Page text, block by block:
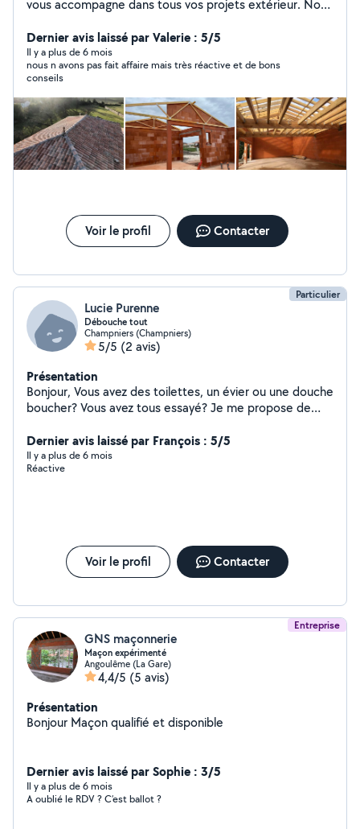
vous accompagne dans tous vos projets extérieur. Nous
au service des particuliers. N'hésitez pas à nous
contacter pour obtenir un devis gratuit, nos prestations
seront de qualité et couvert par une garantie décennale
Dernier avis laissé par Valerie : 5/5
Il y a plus de 6 mois
nous n avons pas fait affaire mais très réactive et de bons
conseils
Voir le profil Contacter
Particulier
Lucie Purenne
Débouche tout
Champniers (Champniers)
5/5 (2 avis)
Présentation
Bonjour, Vous avez des toilettes, un évier ou une douche
boucher? Vous avez tous essayé? Je me propose de
plombier pour vous déboucher sa en moins de deux!
Prix à voir ensemble
Dernier avis laissé par François : 5/5
Il y a plus de 6 mois
Réactive
Voir le profil Contacter
Entreprise
GNS maçonnerie
Maçon expérimenté
Angoulême (La Gare)
4,4/5 (5 avis)
Présentation
Bonjour Maçon qualifié et disponible
Dernier avis laissé par Sophie : 3/5
Il y a plus de 6 mois
A oublié le RDV ? C’est ballot ?